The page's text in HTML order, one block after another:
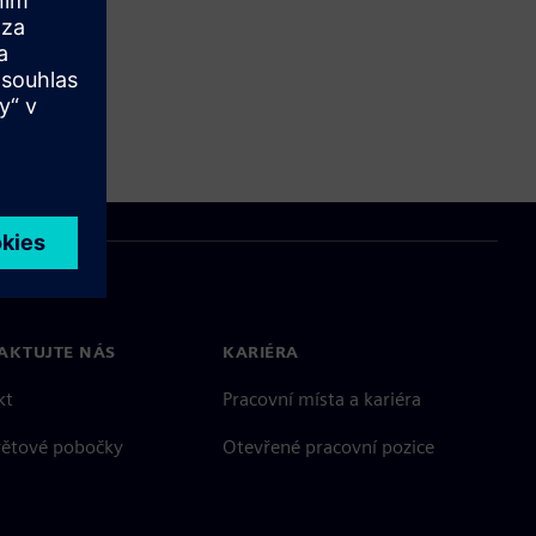
NÁS
pobočky
KARIÉRA
Pracovní místa a kariéra
Otevřené pracovní pozice